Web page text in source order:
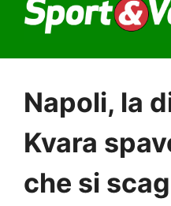
contenuto
Napoli, la
Kvara
che si